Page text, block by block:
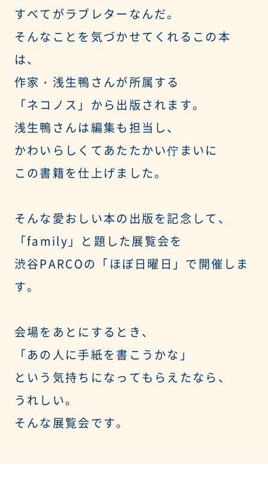
すべてがラブレターなんだ。
そんなことを気づかせてくれるこの本
は、
作家・浅生鴨さんが所属する
「ネコノス」から出版されます。
浅生鴨さんは編集も担当し、
かわいらしくてあたたかい佇まいに
この書籍を仕上げました。
そんな愛おしい本の出版を記念して、
「family」と題した展覧会を
渋谷PARCOの「ほぼ日曜日」で開催しま
す。
会場をあとにするとき、
「あの人に手紙を書こうかな」
という気持ちになってもらえたなら、
うれしい。
そんな展覧会です。